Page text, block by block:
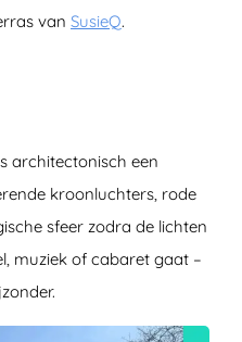
van SusieQ.
architectonisch een
kroonluchters, rode
sfeer zodra de lichten
muziek of cabaret gaat –